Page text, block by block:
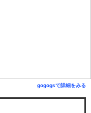
gogogsで詳細をみる